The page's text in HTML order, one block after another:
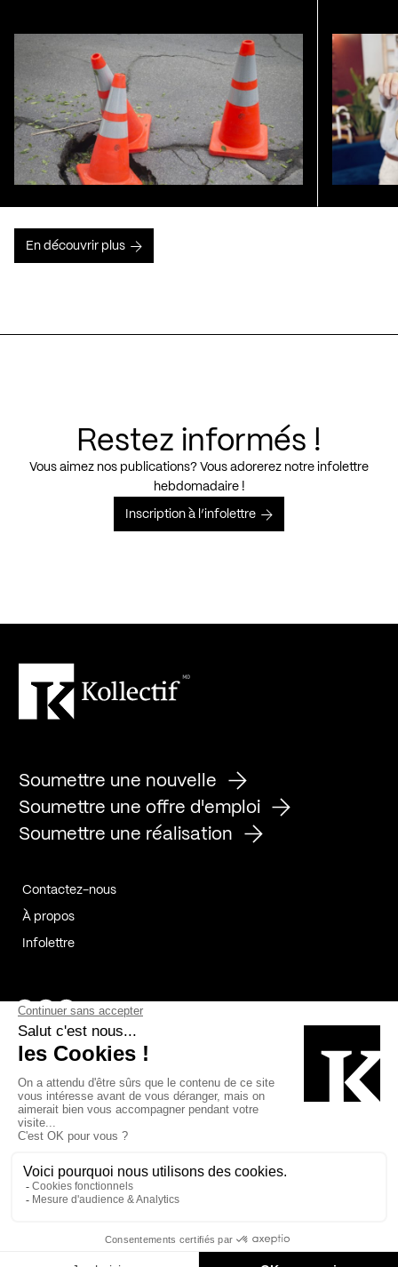
En découvrir plus
Restez informés !
Vous aimez nos publications? Vous adorerez notre infolettre
hebdomadaire !
Inscription à l’infolettre
Soumettre une nouvelle
Soumettre une offre d'emploi
Soumettre une réalisation
Contactez-nous
À propos
Infolettre
Page Facebook de Kollectif
Page Instagram de Kollectif
Page Linkedin de Kollectif
Bâtiment-Durable-Québec-1
Esquisses-1IRAC-1
MP-1 v2com-1
Cookies